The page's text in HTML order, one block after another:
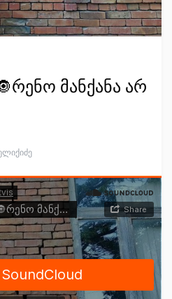
მანქანა არ